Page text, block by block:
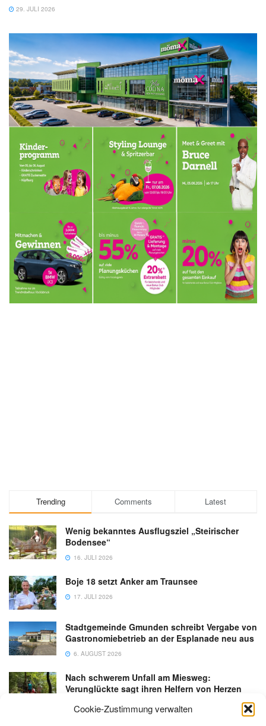
Cookie-Zustimmung verwalten
29. JULI 2026
Trending Comments Latest
Wenig bekanntes Ausflugsziel „Steirischer
Bodensee“
16. JULI 2026
Boje 18 setzt Anker am Traunsee
17. JULI 2026
Stadtgemeinde Gmunden schreibt Vergabe von
Gastronomiebetrieb an der Esplanade neu aus
6. AUGUST 2026
Nach schwerem Unfall am Miesweg:
Verunglückte sagt ihren Helfern von Herzen